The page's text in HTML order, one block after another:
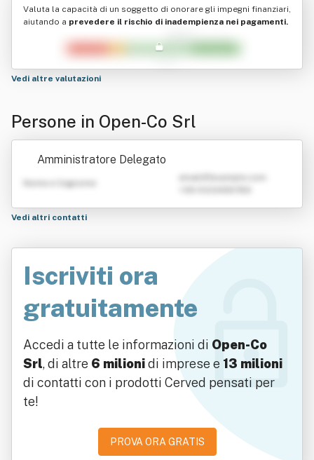
Valuta la capacità di un soggetto di onorare gli impegni finanziari,
aiutando a prevedere il rischio di inadempienza nei pagamenti.
Vedi altre valutazioni
Persone in Open-Co Srl
Amministratore Delegato
Nome e Cognome
Vedi altri contatti
Iscriviti ora
gratuitamente
Accedi a tutte le informazioni di Open-Co
Srl, di altre 6 milionidi imprese e 13 milioni
di contatti con i prodotti Cerved pensati per
te!
PROVA ORA GRATIS